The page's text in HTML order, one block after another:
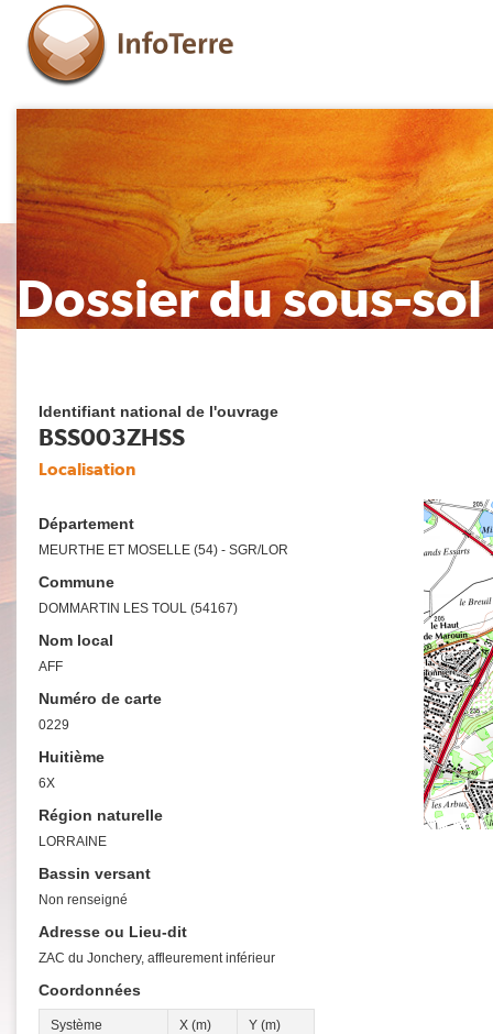
Dossier du sous-sol
Identifiant national de l'ouvrage
BSS003ZHSS
Localisation
Département
MEURTHE ET MOSELLE (54) - SGR/LOR
Commune
DOMMARTIN LES TOUL (54167)
Nom local
AFF
Numéro de carte
0229
Huitième
6X
Région naturelle
LORRAINE
Bassin versant
Non renseigné
Adresse ou Lieu-dit
ZAC du Jonchery, affleurement inférieur
Coordonnées
Système X (m) Y (m)